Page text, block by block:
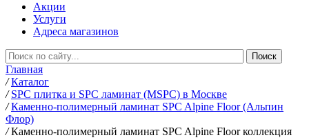
Акции
Услуги
Адреса магазинов
Главная
/ Каталог
/ SPC плитка и SPC ламинат (MSPC) в Москве
/ Каменно-полимерный ламинат SPC Alpine Floor (Альпин
Флор)
/ Каменно-полимерный ламинат SPC Alpine Floor коллекция